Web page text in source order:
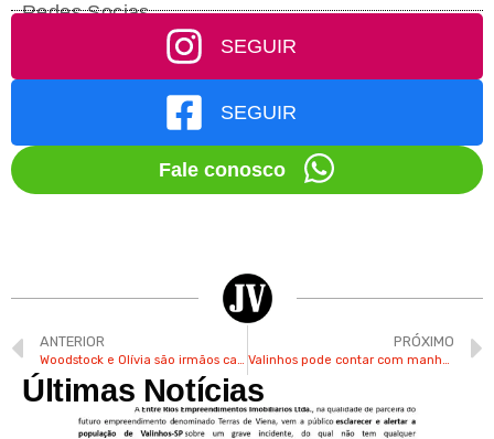
Redes Socias
SEGUIR
SEGUIR
Fale conosco
ANTERIOR
Woodstock e Olívia são irmãos caninos e cuidados por valinhense Lígia
PRÓXIMO
Valinhos pode contar com manhãs mais frias e tardes ensolaradas durante a semana
Últimas Notícias